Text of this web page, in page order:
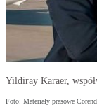
Yildiray Karaer,
Foto: Materiały prasowe